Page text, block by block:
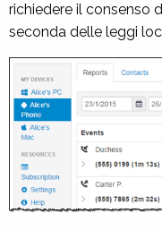
richiedere il consenso
seconda delle leggi